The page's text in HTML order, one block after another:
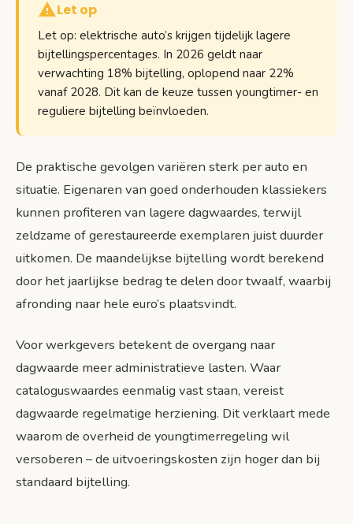
Let op
Let op: elektrische auto’s krijgen tijdelijk lagere
bijtellingspercentages. In 2026 geldt naar
verwachting 18% bijtelling, oplopend naar 22%
vanaf 2028. Dit kan de keuze tussen youngtimer- en
reguliere bijtelling beïnvloeden.
De praktische gevolgen variëren sterk per auto en
situatie. Eigenaren van goed onderhouden klassiekers
kunnen profiteren van lagere dagwaardes, terwijl
zeldzame of gerestaureerde exemplaren juist duurder
uitkomen. De maandelijkse bijtelling wordt berekend
door het jaarlijkse bedrag te delen door twaalf, waarbij
afronding naar hele euro’s plaatsvindt.
Voor werkgevers betekent de overgang naar
dagwaarde meer administratieve lasten. Waar
cataloguswaardes eenmalig vast staan, vereist
dagwaarde regelmatige herziening. Dit verklaart mede
waarom de overheid de youngtimerregeling wil
versoberen – de uitvoeringskosten zijn hoger dan bij
standaard bijtelling.